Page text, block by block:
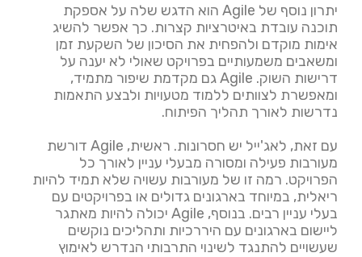
יתרון נוסף של Agile הוא הדגש שלה על אספקת
תוכנה עובדת באיטרציות קצרות. כך אפשר להשיג
אימות מוקדם ולהפחית את הסיכון של השקעת זמן
ומשאבים משמעותיים בפרויקט שאולי לא יענה על
דרישות השוק. Agile גם מקדמת שיפור מתמיד,
ומאפשרת לצוותים ללמוד מטעויות ולבצע התאמות
נדרשות לאורך תהליך הפיתוח.
עם זאת, לאג'ייל יש חסרונות. ראשית, Agile דורשת
מעורבות פעילה ומסורה מבעלי עניין לאורך כל
הפרויקט. רמה זו של מעורבות עשויה שלא תמיד להיות
ריאלית, במיוחד בארגונים גדולים או בפרויקטים עם
בעלי עניין רבים. בנוסף, Agile יכולה להיות מאתגר
ליישום בארגונים עם היררכיות ותהליכים נוקשים
שעשויים להתנגד לשינוי התרבותי הנדרש לאימוץ